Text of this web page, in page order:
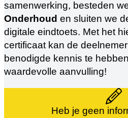
samenwerking, besteden
Onderhoud en sluiten we
digitale eindtoets. Met het
certificaat kan de
benodigde kennis te
waardevolle aanvulling!
Heb je geen